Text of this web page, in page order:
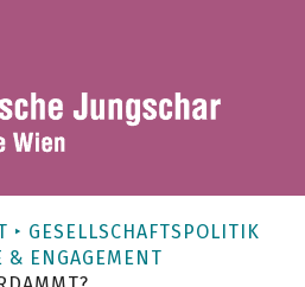
GESELLSCHAFTSPOLITIK
& ENGAGEMENT